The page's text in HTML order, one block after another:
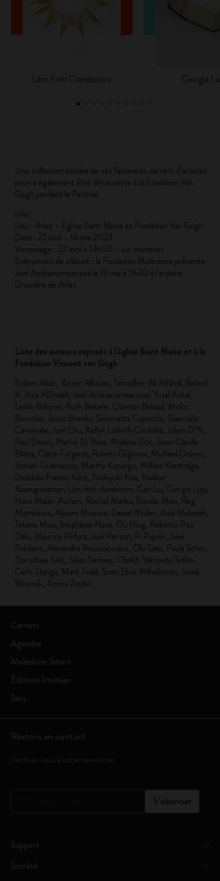
Libri Finti Clandestini Giorgia
Une collection limitée de ces fascinants carnets d’artistes
pourra également être découverte à la Fondation Van
Gogh pendant le Festival.
Info:
Lieu : Arles – Eglise Saint-Blaise et Fondation Van Gogh
Date : 22 avril – 14 mai 2023
Vernissage : 22 avril à 14h00 – sur invitation
Evénement de clôture : la Fondation Moleskine présente
Joel Andrianomearisoa le 13 mai à 11h30 à l’espace
Croisière de Arles
Liste des auteurs exposés à l'église Saint Blaise et à la
Fondation Vincent van Gogh
Erdem Akan, Yasser Alhasan, Tamadher Ali Alfahal, Batool
A. Aziz AlShaikh, Joël Andrianomearisoa, Yuval Avital,
Leilah Babyrie, Ruth Bekele, Quentin Bidaud, Mirko
Borsche, Jason Brooks, Simonetta Capecchi, Giancarlo
Carnevale, Joel Chu, Kellyn Lisbeth Córdoba, Julien D’Ys,
Paul Dewis, Hervé Di Rosa, Mylène Duc, Jean-Claude
Ellena, Claire Forgeot, Robert Gligorov, Michael Graves,
Steven Guarnaccia, Martha Kazungu, William Kentridge,
Diobédo Francis Kéré, Toshiyuki Kita, Nadine
Koenigswarter, Libri finti clandestini, Carl Liu, Giorgia Lupi,
Hans Maier-Aichen, Rachel Marks, Davide Masi, Reg
Mombassa, Alioum Moussa, Daniel Müller, Aida Muluneh,
Tatiana Musi, Stéphanie Nava, Ou Ning, Roberto Paci
Dalò, Maurice Pefura, Joël Person, Pi Piquer, Julie
Polidoro, Alexandra Roussopoulos, Oki Sato, Paula Scher,
Dorothée Selz, Julian.Semiao, Cheikh Yakhouba Sidibe,
Carlo Stanga, Mark Todd, Siren Elise Wilhelmsen, Jacek
Wozniak, Amina Zoubir.
Carnets
Agendas
Moleskine Smart
Éditions limitées
Sacs
Restons en contact
Inscrivez-vous à notre newsletter
S’abonner
Support
Société